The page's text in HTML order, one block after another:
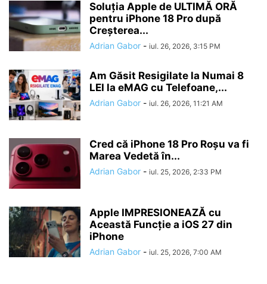
Soluția Apple de ULTIMĂ ORĂ
pentru iPhone 18 Pro după
Creșterea...
Adrian Gabor - iul. 26, 2026, 3:15 PM
Am Găsit Resigilate la Numai 8
LEI la eMAG cu Telefoane,...
Adrian Gabor - iul. 26, 2026, 11:21 AM
Cred că iPhone 18 Pro Roșu va fi
Marea Vedetă în...
Adrian Gabor - iul. 25, 2026, 2:33 PM
Apple IMPRESIONEAZĂ cu
Această Funcție a iOS 27 din
iPhone
Adrian Gabor - iul. 25, 2026, 7:00 AM